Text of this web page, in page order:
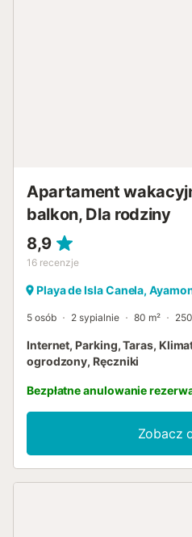
Apartament
balkon, Dla rodziny
8,9
16 recenzje
Playa de Isla Canela,
5 osób 2 sypialnie 80 m²
Internet, Parking, Taras,
ogrodzony, Ręczniki
Bezpłatne anulowanie
Zobacz